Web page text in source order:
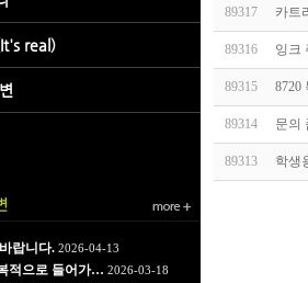
랍니다.2026-04-13
적으로 들어가… 2026-03-18
89317 카트
89316 잉크
89315 8720
89314 문의
89313 학생